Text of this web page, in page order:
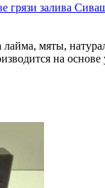
грязи залива
мяты,
на основе